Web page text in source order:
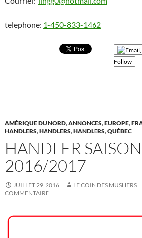
telephone: 1-450-833-1462
Follow
AMÉRIQUE DU NORD,ANNONCES,EUROPE,
HANDLERS,HANDLERS,HANDLERS,QUÉBEC
HANDLER SAISON
2016/2017
JUILLET 29, 2016 LE COIN DES MUSHERS
COMMENTAIRE